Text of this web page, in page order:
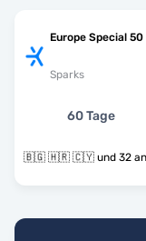
Europe Special 50
Sparks
60 Tage
🇧🇬 🇭🇷 🇨🇾